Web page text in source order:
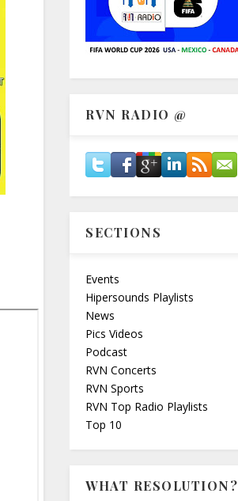
RVN RADIO @
SECTIONS
Events
Hipersounds Playlists
News
Pics Videos
Podcast
RVN Concerts
RVN Sports
RVN Top Radio Playlists
Top 10
WHAT RESOLUTION?